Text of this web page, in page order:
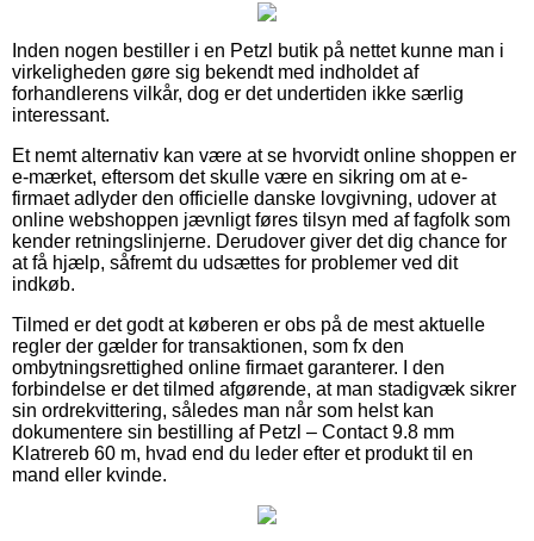
Inden nogen bestiller i en Petzl butik på nettet kunne man i
virkeligheden gøre sig bekendt med indholdet af
forhandlerens vilkår, dog er det undertiden ikke særlig
interessant.
Et nemt alternativ kan være at se hvorvidt online shoppen er
e-mærket, eftersom det skulle være en sikring om at e-
firmaet adlyder den officielle danske lovgivning, udover at
online webshoppen jævnligt føres tilsyn med af fagfolk som
kender retningslinjerne. Derudover giver det dig chance for
at få hjælp, såfremt du udsættes for problemer ved dit
indkøb.
Tilmed er det godt at køberen er obs på de mest aktuelle
regler der gælder for transaktionen, som fx den
ombytningsrettighed online firmaet garanterer. I den
forbindelse er det tilmed afgørende, at man stadigvæk sikrer
sin ordrekvittering, således man når som helst kan
dokumentere sin bestilling af Petzl – Contact 9.8 mm
Klatrereb 60 m, hvad end du leder efter et produkt til en
mand eller kvinde.